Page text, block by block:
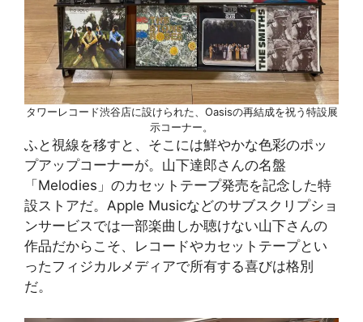
タワーレコード渋谷店に設けられた、Oasisの再結成を祝う特設展
示コーナー。
ふと視線を移すと、そこには鮮やかな色彩のポッ
プアップコーナーが。山下達郎さんの名盤
「Melodies」のカセットテープ発売を記念した特
設ストアだ。Apple Musicなどのサブスクリプショ
ンサービスでは一部楽曲しか聴けない山下さんの
作品だからこそ、レコードやカセットテープとい
ったフィジカルメディアで所有する喜びは格別
だ。